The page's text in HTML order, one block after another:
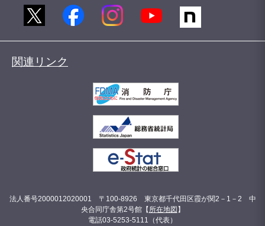
関連リンク
法人番号2000012020001 〒100-8926 東京都千代田区霞が関2－1－2 中
央合同庁舎第2号館【 所在地図 】
電話03-5253-5111（代表）